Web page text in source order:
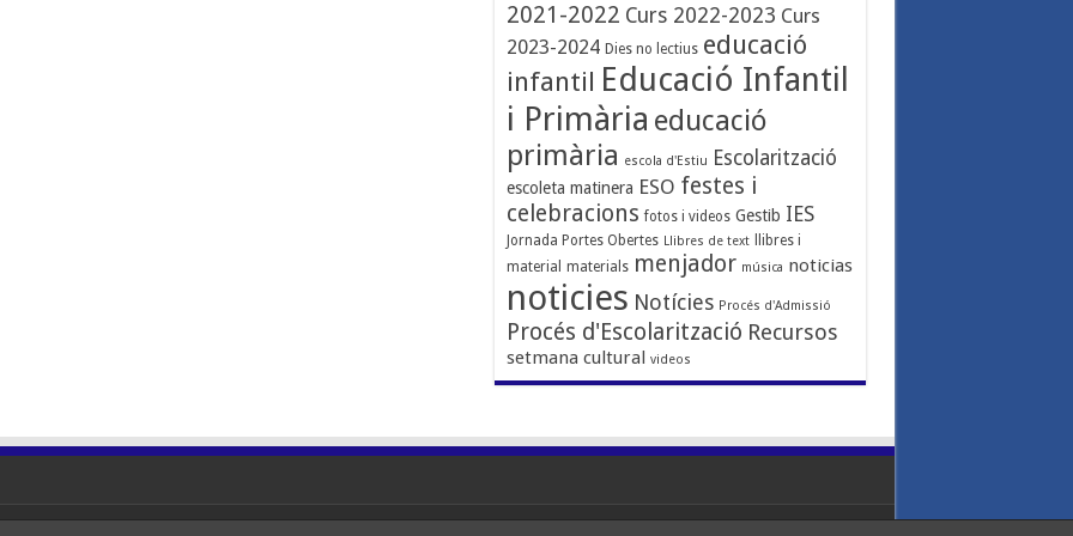
2021-2022 Curs 2022-2023 Curs
2023-2024 Dies no lectius educació
infantil Educació Infantil
i Primària educació
primària escola d'Estiu Escolarització
escoleta matinera ESO festes i
celebracions fotos i videos Gestib IES
Jornada Portes Obertes Llibres de text
llibres i
material materials menjador música noticias
noticies Notícies Procés d'Admissió
Procés d'Escolarització Recursos
setmana cultural videos